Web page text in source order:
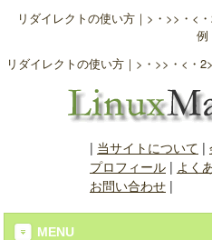
リダイレクトの使い方｜>・>>・<
例
リダイレクトの使い方｜>・>>・<・
| 当サイトについて |
プロフィール| よく
お問い合わせ|
MENU